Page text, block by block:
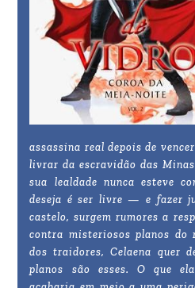
assassina real depois de
livrar da escravidão das
sua lealdade nunca esteve
deseja é ser livre — e fazer
castelo, surgem rumores a
contra misteriosos planos do
dos traidores, Celaena quer
planos são esses. O que